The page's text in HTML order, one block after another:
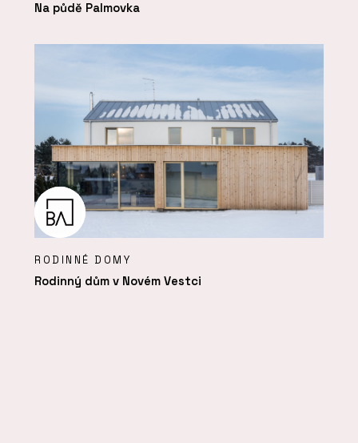
Na půdě Palmovka
RODINNÉ DOMY
Rodinný dům v Novém Vestci